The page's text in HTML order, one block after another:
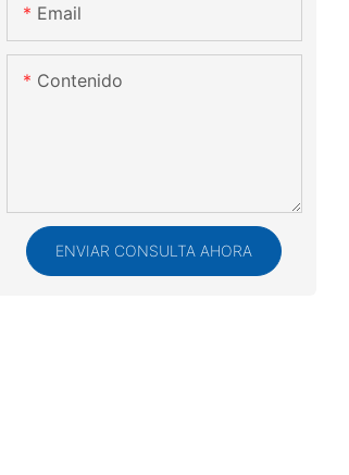
Email
Contenido
ENVIAR CONSULTA AHORA